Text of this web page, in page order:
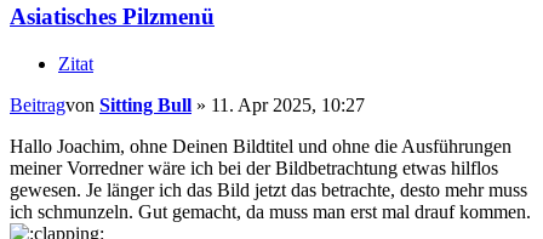
Asiatisches Pilzmenü
Zitat
Beitragvon Sitting Bull » 11. Apr 2025, 10:27
Hallo Joachim, ohne Deinen Bildtitel und ohne die Ausführungen
meiner Vorredner wäre ich bei der Bildbetrachtung etwas hilflos
gewesen. Je länger ich das Bild jetzt das betrachte, desto mehr muss
ich schmunzeln. Gut gemacht, da muss man erst mal drauf kommen.